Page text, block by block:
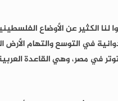
الكثير عن الأوضاع
في التوسع والتهام
في مصر، وهي القاعدة